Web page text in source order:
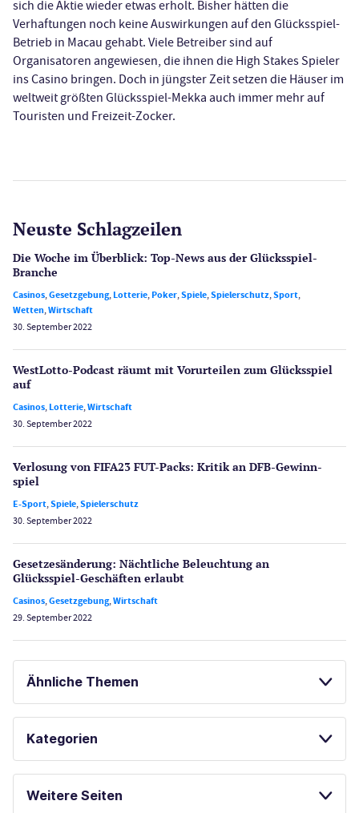
sich die Aktie wieder etwas erholt. Bisher hätten die
Verhaftungen noch keine Auswirkungen auf den Glücksspiel-
Betrieb in Macau gehabt. Viele Betreiber sind auf
Organisatoren angewiesen, die ihnen die High Stakes Spieler
ins Casino bringen. Doch in jüngster Zeit setzen die Häuser im
weltweit größten Glücksspiel-Mekka auch immer mehr auf
Touristen und Freizeit-Zocker.
Neuste Schlagzeilen
Die Woche im Überblick: Top-News aus der Glücksspiel-
Branche
Casinos,Gesetzgebung,Lotterie,Poker,Spiele,Spielerschutz,Sport,
Wetten,Wirtschaft
30. September 2022
WestLotto-Podcast räumt mit Vorurteilen zum Glücksspiel
auf
Casinos,Lotterie,Wirtschaft
30. September 2022
Verlosung von FIFA23 FUT-Packs: Kritik an DFB-Gewinn­
spiel
E-Sport,Spiele,Spielerschutz
30. September 2022
Gesetzes­änderung: Nächtliche Beleuch­tung an
Glücksspiel-Geschäften erlaubt
Casinos,Gesetzgebung,Wirtschaft
29. September 2022
Ähnliche Themen
GLÜCKSSPIEL ONLINE
SPIELAUTOMATEN ONLINE SPIELEN
Kategorien
Weitere Seiten